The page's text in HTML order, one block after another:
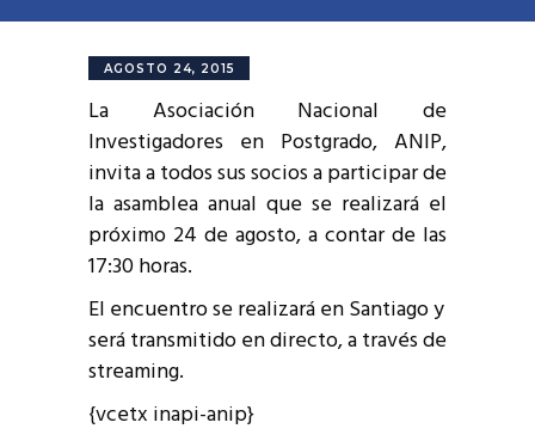
AGOSTO 24, 2015
La Asociación Nacional de
Investigadores en Postgrado, ANIP,
invita a todos sus socios a participar de
la asamblea anual que se realizará el
próximo 24 de agosto, a contar de las
17:30 horas.
El encuentro se realizará en Santiago y
será transmitido en directo, a través de
streaming.
{vcetx inapi-anip}